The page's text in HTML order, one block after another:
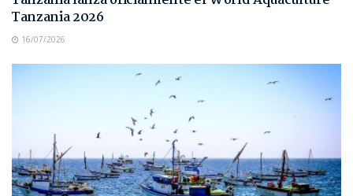
Tanzania 2026
16/07/2026